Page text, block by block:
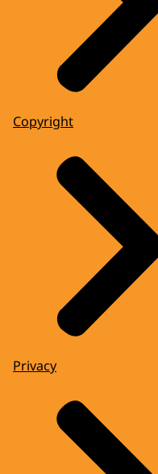
Copyright
Privacy